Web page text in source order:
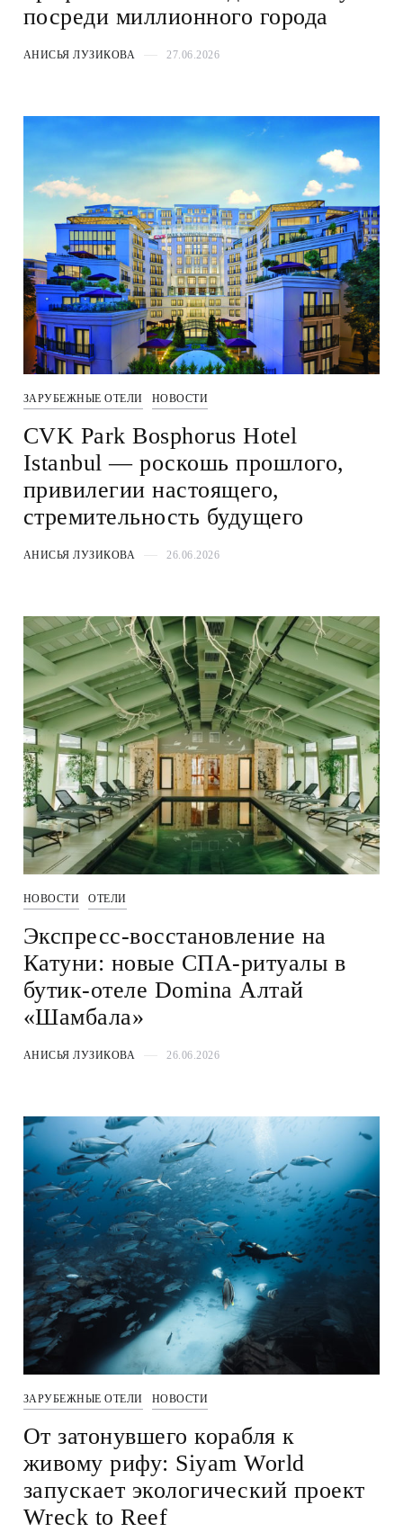
посреди миллионного города
АНИСЬЯ ЛУЗИКОВА 27.06.2026
ЗАРУБЕЖНЫЕ ОТЕЛИ НОВОСТИ
CVK Park Bosphorus Hotel
Istanbul — роскошь прошлого,
привилегии настоящего,
стремительность будущего
АНИСЬЯ ЛУЗИКОВА 26.06.2026
НОВОСТИ ОТЕЛИ
Экспресс-восстановление на
Катуни: новые СПА-ритуалы в
бутик-отеле Domina Алтай
«Шамбала»
АНИСЬЯ ЛУЗИКОВА 26.06.2026
ЗАРУБЕЖНЫЕ ОТЕЛИ НОВОСТИ
От затонувшего корабля к
живому рифу: Siyam World
запускает экологический проект
Wreck to Reef